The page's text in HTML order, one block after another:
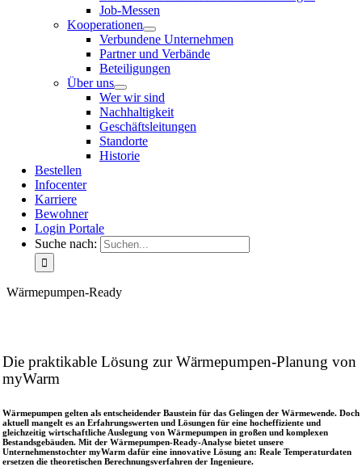
Job-Messen
Kooperationen
Verbundene Unternehmen
Partner und Verbände
Beteiligungen
Über uns
Wer wir sind
Nachhaltigkeit
Geschäftsleitungen
Standorte
Historie
Bestellen
Infocenter
Karriere
Bewohner
Login Portale
Suche nach:
Wärmepumpen-Ready
Die praktikable Lösung zur Wärmepumpen-Planung von
myWarm
Wärmepumpen gelten als entscheidender Baustein für das Gelingen der Wärmewende. Doch
aktuell mangelt es an Erfahrungswerten und Lösungen für eine hocheffiziente und
gleichzeitig wirtschaftliche Auslegung von Wärmepumpen in großen und komplexen
Bestandsgebäuden. Mit der Wärmepumpen-Ready-Analyse bietet unsere
Unternehmenstochter myWarm dafür eine innovative Lösung an: Reale Temperaturdaten
ersetzen die theoretischen Berechnungsverfahren der Ingenieure.